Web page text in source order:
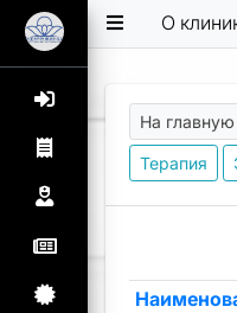
О
На главную
Терапия